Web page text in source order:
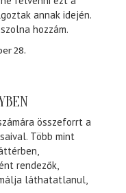
annak idején.
hozzám.
28.
összeforrt a
Több mint
rendezők,
láthatatlanul,